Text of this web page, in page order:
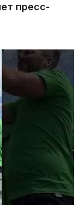
пресс-